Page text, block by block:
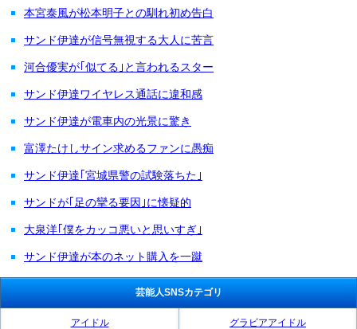
本宮泰風が松本明子との馴れ初め告白
サンド伊達が信号無視する大人に苦言
河合優実が｢似てる｣と言われるスター
サンド伊達ワイヤレス通話に違和感
サンド伊達が電車内の光景に驚き
富澤たけしサイン求めるファンに愚痴
サンド伊達｢宮城県警の試験落ちた｣
サンドが｢足の攣る要因｣に懐疑的
大泉洋｢僕をカッコ悪いと思いすぎ｣
サンド伊達が本のネット購入を一蹴
芸能人SNSカテゴリ
アイドル グラビアアイドル